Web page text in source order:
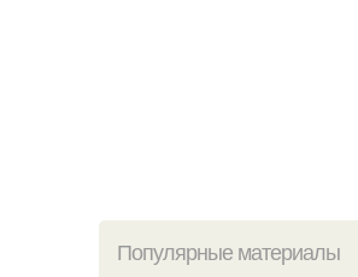
Популярные материалы